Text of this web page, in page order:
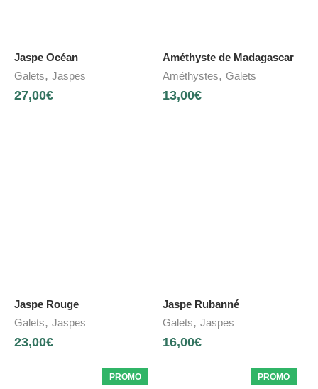
Jaspe Océan
Galets, Jaspes
27,00€
Améthyste de Madagascar
Améthystes, Galets
13,00€
Jaspe Rouge
Galets, Jaspes
23,00€
Jaspe Rubanné
Galets, Jaspes
16,00€
PROMO PROMO